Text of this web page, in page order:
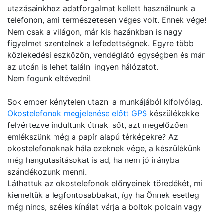
utazásainkhoz adatforgalmat kellett használnunk a
telefonon, ami természetesen véges volt. Ennek vége!
Nem csak a világon, már kis hazánkban is nagy
figyelmet szentelnek a lefedettségnek. Egyre több
közlekedési eszközön, vendéglátó egységben és már
az utcán is lehet találni ingyen hálózatot.
Nem fogunk eltévedni!
Sok ember kénytelen utazni a munkájából kifolyólag.
Okostelefonok megjelenése előtt GPS készülékekkel
felvértezve indultunk útnak, sőt, azt megelőzően
emlékszünk még a papír alapú térképekre? Az
okostelefonoknak hála ezeknek vége, a készülékünk
még hangutasításokat is ad, ha nem jó irányba
szándékozunk menni.
Láthattuk az okostelefonok előnyeinek töredékét, mi
kiemeltük a legfontosabbakat, így ha Önnek esetleg
még nincs, széles kínálat várja a boltok polcain vagy